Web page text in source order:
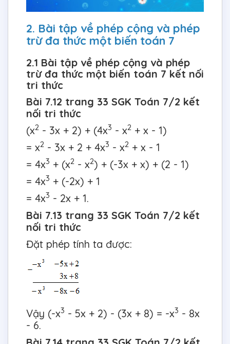
2. Bài tập về phép cộng và phép
trừ đa thức một biến toán 7
2.1 Bài tập về phép cộng và phép
trừ đa thức một biến toán 7 kết nối
tri thức
Bài 7.12 trang 33 SGK Toán 7/2 kết
nối tri thức
(x2 - 3x + 2) + (4x3 - x2 + x - 1)
= x2 - 3x + 2 + 4x3 - x2 + x - 1
= 4x3 + (x2 - x2) + (-3x + x) + (2 - 1)
= 4x3 + (-2x) + 1
= 4x3 - 2x + 1.
Bài 7.13 trang 33 SGK Toán 7/2 kết
nối tri thức
Đặt phép tính ta được:
Vậy (-x3 - 5x + 2) - (3x + 8) = -x3 - 8x
- 6.